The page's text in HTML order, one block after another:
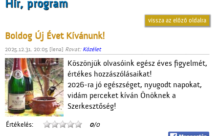
Hír, program
vissza az előző oldalra
Boldog Új Évet Kívánunk!
2025.12.31. 20:05 [lena] Rovat: Közélet
Köszönjük olvasóink egész éves figyelmét,
értékes hozzászólásaikat!
2026-ra jó egészséget, nyugodt napokat,
vidám perceket kíván Önöknek a
Szerkesztőség!
Értékelés: 0/0